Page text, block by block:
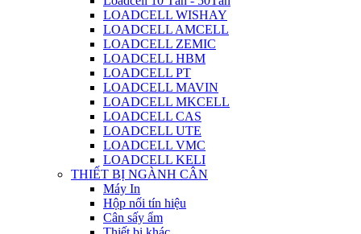
LOADCELL WISHAY
LOADCELL AMCELL
LOADCELL ZEMIC
LOADCELL HBM
LOADCELL PT
LOADCELL MAVIN
LOADCELL MKCELL
LOADCELL CAS
LOADCELL UTE
LOADCELL VMC
LOADCELL KELI
THIẾT BỊ NGÀNH CÂN
Máy In
Hộp nối tín hiệu
Cân sấy ẩm